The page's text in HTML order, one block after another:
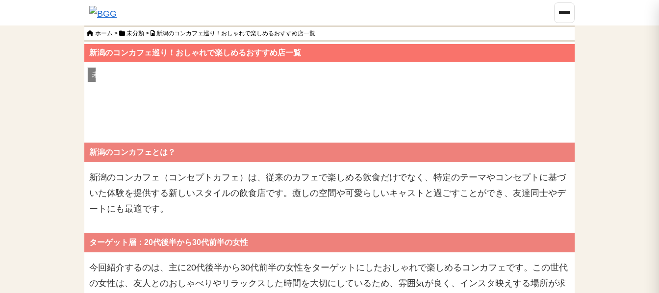
ホーム > 未分類 > 新潟のコンカフェ巡り！おしゃれで楽しめるおすすめ店一覧
新潟のコンカフェ巡り！おしゃれで楽しめるおすすめ店一覧
未分類
新潟のコンカフェとは？
新潟のコンカフェ（コンセプトカフェ）は、従来のカフェで楽しめる飲食だけでなく、特定のテーマやコンセプトに基づ
いた体験を提供する新しいスタイルの飲食店です。癒しの空間や可愛らしいキャストと過ごすことができ、友達同士やデ
ートにも最適です。
ターゲット層：20代後半から30代前半の女性
今回紹介するのは、主に20代後半から30代前半の女性をターゲットにしたおしゃれで楽しめるコンカフェです。この世代
の女性は、友人とのおしゃべりやリラックスした時間を大切にしているため、雰囲気が良く、インスタ映えする場所が求